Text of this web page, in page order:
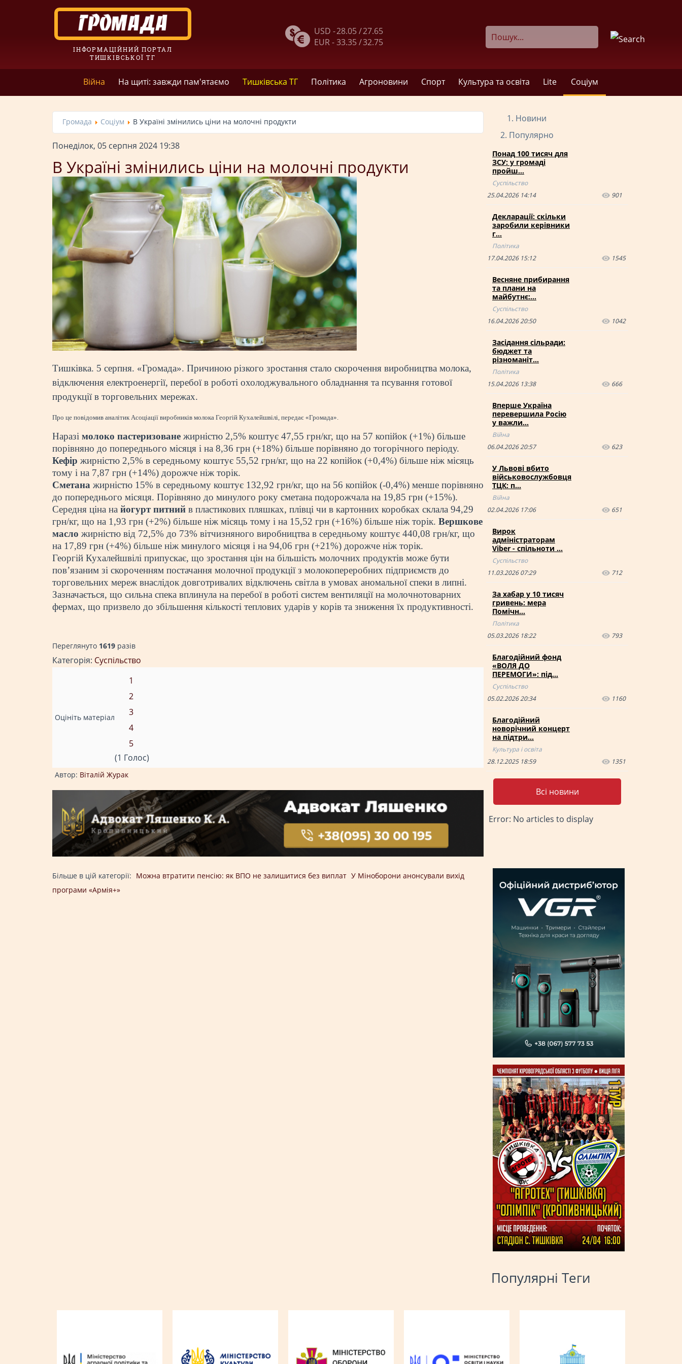
ІНФОРМАЦІЙНИЙ ПОРТАЛ
ТИШКІВСЬКОЇ ТГ
USD -28.05 /27.65
EUR -33.35 /32.75
Війна На щиті: завжди пам'ятаємо Тишківська ТГ Політика Агроновини Спорт Культура та освіта Lite Соціум
Громада Соціум В Україні змінились ціни на молочні продукти
Понеділок, 05 серпня 2024 19:38
В Україні змінились ціни на молочні продукти
Тишківка. 5 серпня. «Громада». Причиною різкого зростання стало скорочення виробництва молока,
відключення електроенергії, перебої в роботі охолоджувального обладнання та псування готової
продукції в торговельних мережах.
Про це повідомив аналітик Асоціації виробників молока Георгій Кухалейшвілі, передає «Громада».
Наразі молоко пастеризоване жирністю 2,5% коштує 47,55 грн/кг, що на 57 копійок (+1%) більше
порівняно до попереднього місяця і на 8,36 грн (+18%) більше порівняно до тогорічного періоду.
Кефір жирністю 2,5% в середньому коштує 55,52 грн/кг, що на 22 копійок (+0,4%) більше ніж місяць
тому і на 7,87 грн (+14%) дорожче ніж торік.
Сметана жирністю 15% в середньому коштує 132,92 грн/кг, що на 56 копійок (-0,4%) менше порівняно
до попереднього місяця. Порівняно до минулого року сметана подорожчала на 19,85 грн (+15%).
Середня ціна на йогурт питний в пластикових пляшках, плівці чи в картонних коробках склала 94,29
грн/кг, що на 1,93 грн (+2%) більше ніж місяць тому і на 15,52 грн (+16%) більше ніж торік. Вершкове
масло жирністю від 72,5% до 73% вітчизняного виробництва в середньому коштує 440,08 грн/кг, що
на 17,89 грн (+4%) більше ніж минулого місяця і на 94,06 грн (+21%) дорожче ніж торік.
Георгій Кухалейшвілі припускає, що зростання цін на більшість молочних продуктів може бути
пов’язаним зі скороченням постачання молочної продукції з молокопереробних підприємств до
торговельних мереж внаслідок довготривалих відключень світла в умовах аномальної спеки в липні.
Зазначається, що сильна спека вплинула на перебої в роботі систем вентиляції на молочнотоварних
фермах, що призвело до збільшення кількості теплових ударів у корів та зниження їх продуктивності.
Переглянуто 1619 разiв
Категорія: Суспільство
Оцініть матеріал
1
2
3
4
5
(1 Голос)
Автор: Віталій Журак
Більше в цій категорії: Можна втратити пенсію: як ВПО не залишитися без виплат У Міноборони анонсували вихід
програми «Армія+»
Новини
Популярно
Понад 100 тисяч для
ЗСУ: у громаді
пройш…
Суспільство
25.04.2026 14:14
901
Декларації: скільки
заробили керівники
г…
Політика
17.04.2026 15:12
1545
Весняне прибирання
та плани на
майбутнє:…
Суспільство
16.04.2026 20:50
1042
Засідання сільради:
бюджет та
різноманіт…
Політика
15.04.2026 13:38
666
Вперше Україна
перевершила Росію
у важли…
Війна
06.04.2026 20:57
623
У Львові вбито
військовослужбовця
ТЦК: п…
Війна
02.04.2026 17:06
651
Вирок
адміністраторам
Viber - спільноти …
Суспільство
11.03.2026 07:29
712
За хабар у 10 тисяч
гривень: мера
Помічн…
Політика
05.03.2026 18:22
793
Благодійний фонд
«ВОЛЯ ДО
ПЕРЕМОГИ»: під…
Суспільство
05.02.2026 20:34
1160
Благодійний
новорічний концерт
на підтри…
Культура і освіта
28.12.2025 18:59
1351
Всі новини
Error: No articles to display
Популярні Теги